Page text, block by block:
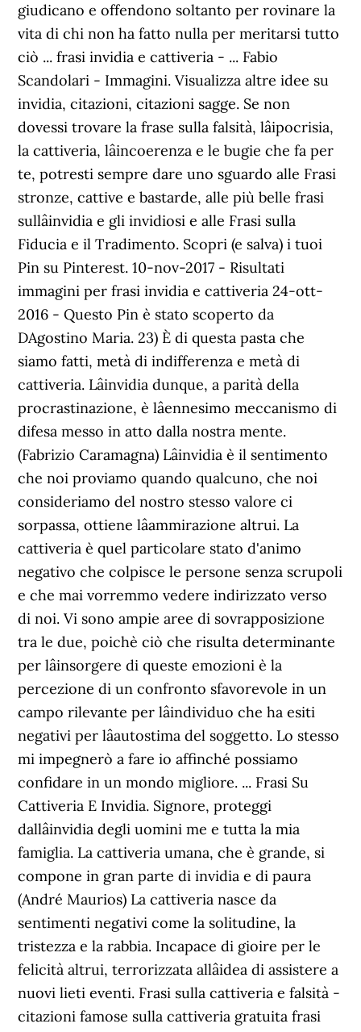
giudicano e offendono soltanto per rovinare la
vita di chi non ha fatto nulla per meritarsi tutto
ciò ... frasi invidia e cattiveria - ... Fabio
Scandolari - Immagini. Visualizza altre idee su
invidia, citazioni, citazioni sagge. Se non
dovessi trovare la frase sulla falsità, lâipocrisia,
la cattiveria, lâincoerenza e le bugie che fa per
te, potresti sempre dare uno sguardo alle Frasi
stronze, cattive e bastarde, alle più belle frasi
sullâinvidia e gli invidiosi e alle Frasi sulla
Fiducia e il Tradimento. Scopri (e salva) i tuoi
Pin su Pinterest. 10-nov-2017 - Risultati
immagini per frasi invidia e cattiveria 24-ott-
2016 - Questo Pin è stato scoperto da
DAgostino Maria. 23) È di questa pasta che
siamo fatti, metà di indifferenza e metà di
cattiveria. Lâinvidia dunque, a parità della
procrastinazione, è lâennesimo meccanismo di
difesa messo in atto dalla nostra mente.
(Fabrizio Caramagna) Lâinvidia è il sentimento
che noi proviamo quando qualcuno, che noi
consideriamo del nostro stesso valore ci
sorpassa, ottiene lâammirazione altrui. La
cattiveria è quel particolare stato d'animo
negativo che colpisce le persone senza scrupoli
e che mai vorremmo vedere indirizzato verso
di noi. Vi sono ampie aree di sovrapposizione
tra le due, poichè ciò che risulta determinante
per lâinsorgere di queste emozioni è la
percezione di un confronto sfavorevole in un
campo rilevante per lâindividuo che ha esiti
negativi per lâautostima del soggetto. Lo stesso
mi impegnerò a fare io affinché possiamo
confidare in un mondo migliore. ... Frasi Su
Cattiveria E Invidia. Signore, proteggi
dallâinvidia degli uomini me e tutta la mia
famiglia. La cattiveria umana, che è grande, si
compone in gran parte di invidia e di paura
(André Maurios) La cattiveria nasce da
sentimenti negativi come la solitudine, la
tristezza e la rabbia. Incapace di gioire per le
felicità altrui, terrorizzata allâidea di assistere a
nuovi lieti eventi. Frasi sulla cattiveria e falsità -
citazioni famose sulla cattiveria gratuita frasi